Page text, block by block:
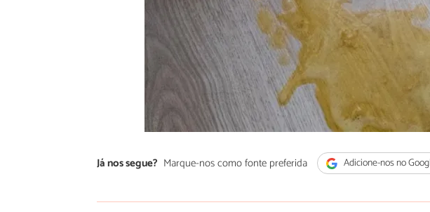
Já nos segue? Marque-nos como fonte preferida Adicione-nos no